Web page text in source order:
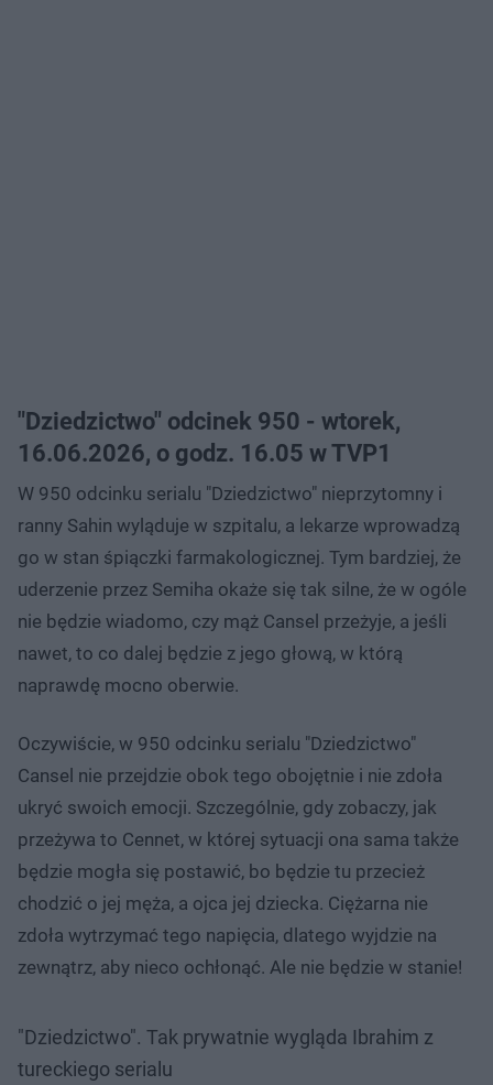
"Dziedzictwo" odcinek 950 - wtorek,
16.06.2026, o godz. 16.05 w TVP1
W 950 odcinku serialu "Dziedzictwo" nieprzytomny i
ranny Sahin wyląduje w szpitalu, a lekarze wprowadzą
go w stan śpiączki farmakologicznej. Tym bardziej, że
uderzenie przez Semiha okaże się tak silne, że w ogóle
nie będzie wiadomo, czy mąż Cansel przeżyje, a jeśli
nawet, to co dalej będzie z jego głową, w którą
naprawdę mocno oberwie.
Oczywiście, w 950 odcinku serialu "Dziedzictwo"
Cansel nie przejdzie obok tego obojętnie i nie zdoła
ukryć swoich emocji. Szczególnie, gdy zobaczy, jak
przeżywa to Cennet, w której sytuacji ona sama także
będzie mogła się postawić, bo będzie tu przecież
chodzić o jej męża, a ojca jej dziecka. Ciężarna nie
zdoła wytrzymać tego napięcia, dlatego wyjdzie na
zewnątrz, aby nieco ochłonąć. Ale nie będzie w stanie!
"Dziedzictwo". Tak prywatnie wygląda Ibrahim z
tureckiego serialu